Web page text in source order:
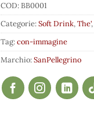
COD:BB0001
Categorie:Soft Drink,The',
Tag:con-immagine
Marchio:SanPellegrino